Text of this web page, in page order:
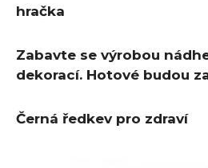
hračka
Zabavte se výrobou
dekorací. Hotové budou
Černá ředkev pro zdraví